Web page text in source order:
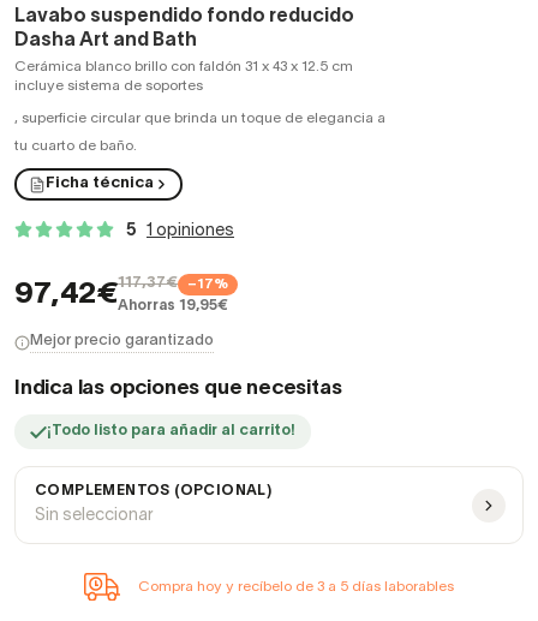
Lavabo suspendido fondo reducido
Dasha Art and Bath
Cerámica blanco brillo con faldón 31 x 43 x 12.5 cm
incluye sistema de soportes
, superficie circular que brinda un toque de elegancia a
tu cuarto de baño.
Ficha técnica
5 1 opiniones
97,42€117,37€ −17%
Ahorras 19,95€
Mejor precio garantizado
Indica las opciones que necesitas
¡Todo listo para añadir al carrito!
COMPLEMENTOS (OPCIONAL)
Sin seleccionar
Compra hoy y recíbelo de 3 a 5 días laborables